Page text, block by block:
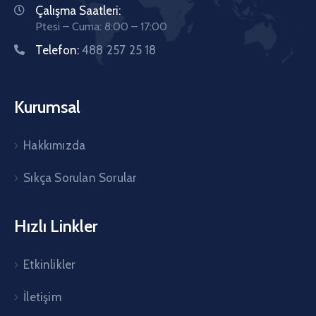
Çalışma Saatleri:
Ptesi – Cuma: 8:00 – 17:00
Telefon: 488 257 25 18
Kurumsal
Hakkımızda
Sıkça Sorulan Sorular
Hızlı Linkler
Etkinlikler
İletişim